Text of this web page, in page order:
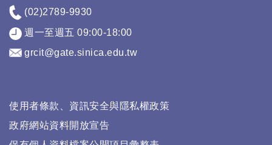
(02)2789-9930
週一至週五 09:00-18:00
grcit@gate.sinica.edu.tw
使用者條款、資訊安全與隱私權政策
政府網站資料開放宣告